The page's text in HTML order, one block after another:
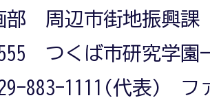
部 周辺市街地振興課
つくば市研究学園
883-1111(代表) フ